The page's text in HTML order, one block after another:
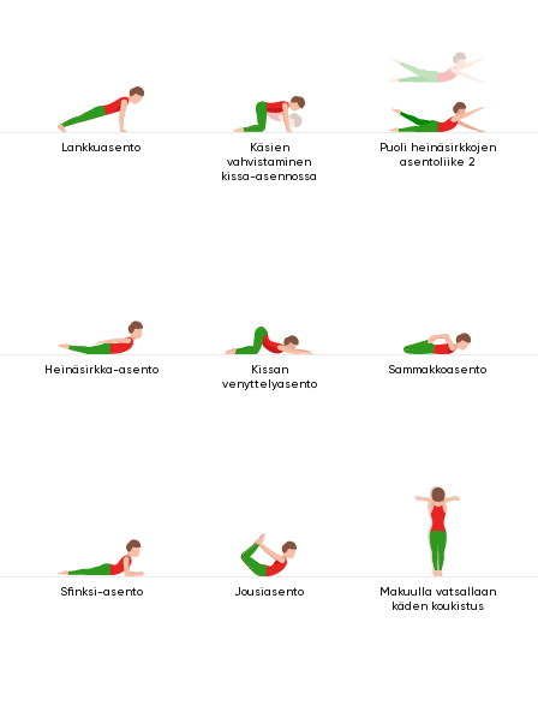
Lankkuasento
Käsien
vahvistaminen
kissa-asennossa
Puoli heinäsirkkojen
asentoliike 2
Heinäsirkka-asento
Kissan
venyttelyasento
Sammakkoasento
Sfinksi-asento Jousiasento
Makuulla vatsallaan
käden koukistus